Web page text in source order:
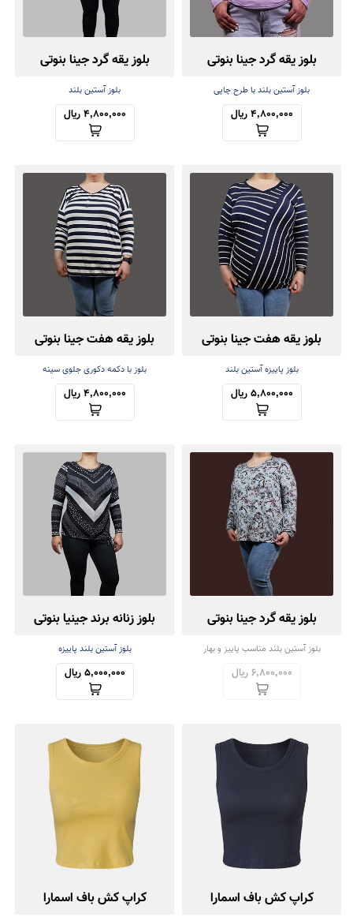
بلوز یقه گرد جینا بنوتی
بلوز آستین بلند با طرح چاپی
4,800,000 ریال
بلوز یقه گرد جینا بنوتی
بلوز آستین بلند
4,800,000 ریال
بلوز یقه هفت جینا بنوتی
بلوز پاییزه آستین بلند
5,800,000 ریال
بلوز یقه هفت جینا بنوتی
بلوز با دکمه دکوری جلوی سینه
4,800,000 ریال
بلوز یقه گرد جینا بنوتی
بلوز آستین بلند مناسب پاییز و بهار
6,800,000 ریال
بلوز زنانه برند جینیا بنوتی
بلوز آستین بلند پاییزه
5,000,000 ریال
کراپ کش باف اسمارا کراپ کش باف اسمارا